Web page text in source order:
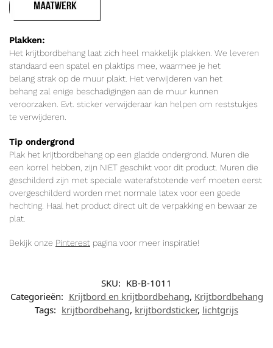
Plakken:
Het krijtbordbehang laat zich heel makkelijk plakken. We leveren
standaard een spatel en plaktips mee, waarmee je het
belang strak op de muur plakt. Het verwijderen van het
behang zal enige beschadigingen aan de muur kunnen
veroorzaken. Evt. sticker verwijderaar kan helpen om reststukjes
te verwijderen.
Tip ondergrond
Plak het krijtbordbehang op een gladde ondergrond. Muren die
een korrel hebben, zijn NIET geschikt voor dit product. Muren die
geschilderd zijn met speciale waterafstotende verf moeten eerst
overgeschilderd worden met normale latex voor een goede
hechting. Haal het product direct uit de verpakking en bewaar ze
plat.
Bekijk onze Pinterest pagina voor meer inspiratie!
SKU: KB-B-1011
Categorieën: Krijtbord en krijtbordbehang, Krijtbordbehang
Tags: krijtbordbehang, krijtbordsticker, lichtgrijs